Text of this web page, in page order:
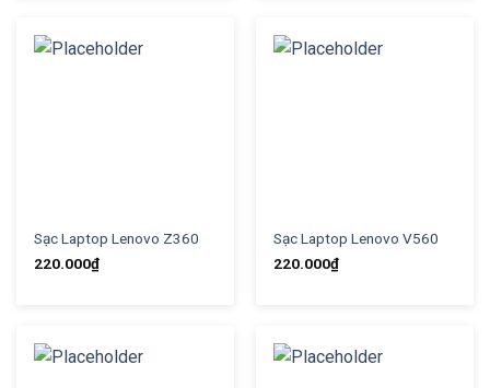
Sạc Laptop Lenovo Z360
220.000₫
Sạc Laptop Lenovo V560
220.000₫